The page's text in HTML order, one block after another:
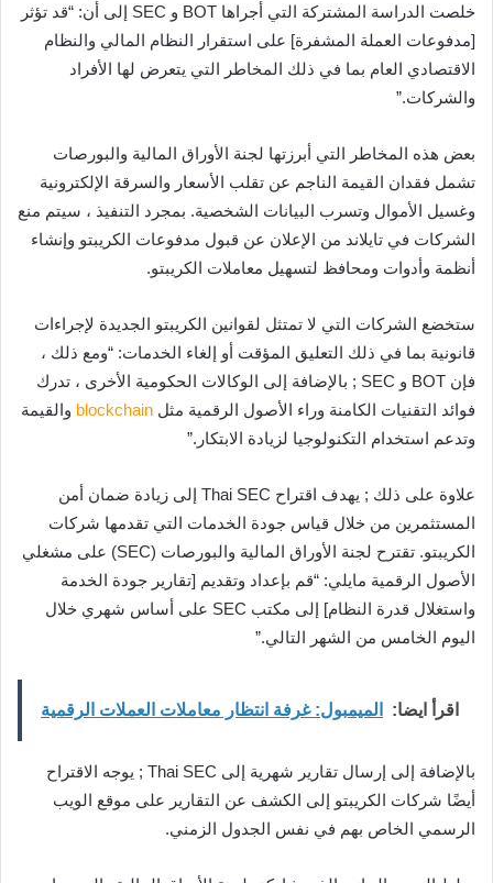
خلصت الدراسة المشتركة التي أجراها BOT و SEC إلى أن: “قد تؤثر
[مدفوعات العملة المشفرة] على استقرار النظام المالي والنظام
الاقتصادي العام بما في ذلك المخاطر التي يتعرض لها الأفراد
والشركات.”
بعض هذه المخاطر التي أبرزتها لجنة الأوراق المالية والبورصات
تشمل فقدان القيمة الناجم عن تقلب الأسعار والسرقة الإلكترونية
وغسيل الأموال وتسرب البيانات الشخصية. بمجرد التنفيذ ، سيتم منع
الشركات في تايلاند من الإعلان عن قبول مدفوعات الكريبتو وإنشاء
أنظمة وأدوات ومحافظ لتسهيل معاملات الكريبتو.
ستخضع الشركات التي لا تمتثل لقوانين الكريبتو الجديدة لإجراءات
قانونية بما في ذلك التعليق المؤقت أو إلغاء الخدمات: “ومع ذلك ،
فإن BOT و SEC ; بالإضافة إلى الوكالات الحكومية الأخرى ، تدرك
فوائد التقنيات الكامنة وراء الأصول الرقمية مثل blockchain والقيمة
وتدعم استخدام التكنولوجيا لزيادة الابتكار.”
علاوة على ذلك ; يهدف اقتراح Thai SEC إلى زيادة ضمان أمن
المستثمرين من خلال قياس جودة الخدمات التي تقدمها شركات
الكريبتو. تقترح لجنة الأوراق المالية والبورصات (SEC) على مشغلي
الأصول الرقمية مايلي: “قم بإعداد وتقديم [تقارير جودة الخدمة
واستغلال قدرة النظام] إلى مكتب SEC على أساس شهري خلال
اليوم الخامس من الشهر التالي.”
اقرأ ايضا: الميمبول: غرفة انتظار معاملات العملات الرقمية
بالإضافة إلى إرسال تقارير شهرية إلى Thai SEC ; يوجه الاقتراح
أيضًا شركات الكريبتو إلى الكشف عن التقارير على موقع الويب
الرسمي الخاص بهم في نفس الجدول الزمني.